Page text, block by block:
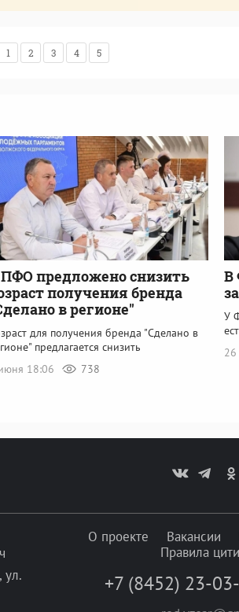
1 2 3 4 5
предложено снизить
получения бренда
в регионе"
для получения бренда "Сделано в
предлагается снизить
18:06
738
В
У
ул.
О проекте Вакансии
Правила
+7 (8452) 23-